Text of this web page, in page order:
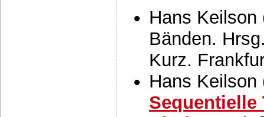
Hans Keilson
Bänden.
Kurz.
Hans Keilson
Sequentielle